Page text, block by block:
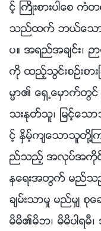
င့္ ႀကိဳးစားပါေစ ကံ
သည္ထက္ ဘယ္ေသာ
ပ။ အရည္အခ်င္း၊ ဉ
ကို ထည့္သြင္းစဥ္းစ
မၼာ၏ ေရွ႕ေမွာက္တ
သးႏုတ္သူ၊ ျမင့္ေသာ
င့္ ႏွိမ့္က်ေသာသူတို႔ၾက
ည္သည့္ အလုပ္အကိုင္ကို
နေရးအတြက္ မည္
ခ်မ္းသာမႈ မည္မွ်
မိမိ၏မိဘ၊ မိမိပါရမီ